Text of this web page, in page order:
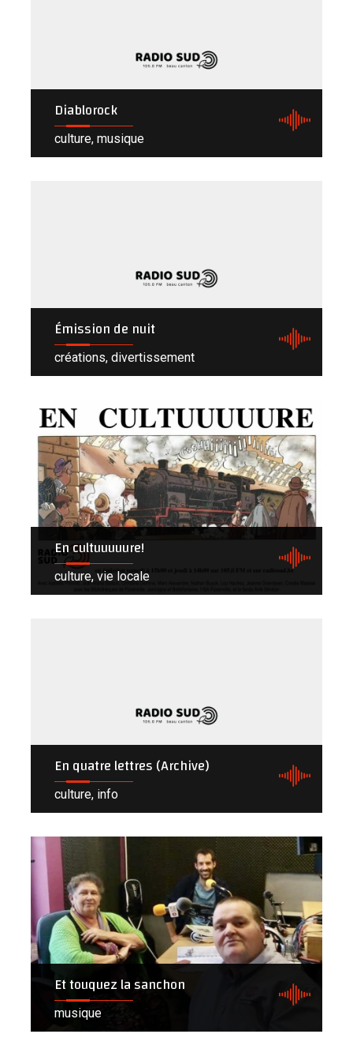
Diablorock
culture, musique
Émission de nuit
créations, divertissement
En cultuuuuure!
culture, vie locale
En quatre lettres (Archive)
culture, info
Et touquez la sanchon
musique